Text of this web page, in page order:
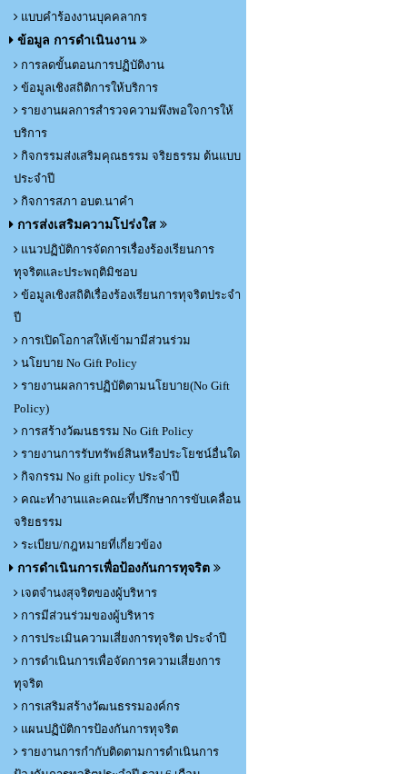
แบบคำร้องงานบุคคลากร
ข้อมูล การดำเนินงาน
การลดขั้นตอนการปฏิบัติงาน
ข้อมูลเชิงสถิติการให้บริการ
รายงานผลการสำรวจความพึงพอใจการให้
บริการ
กิจกรรมส่งเสริมคุณธรรม จริยธรรม ต้นแบบ
ประจำปี
กิจการสภา อบต.นาคำ
การส่งเสริมความโปร่งใส
แนวปฏิบัติการจัดการเรื่องร้องเรียนการ
ทุจริตและประพฤติมิชอบ
ข้อมูลเชิงสถิติเรื่องร้องเรียนการทุจริตประจำ
ปี
การเปิดโอกาสให้เข้ามามีส่วนร่วม
นโยบาย No Gift Policy
รายงานผลการปฏิบัติตามนโยบาย(No Gift
Policy)
การสร้างวัฒนธรรม No Gift Policy
รายงานการรับทรัพย์สินหรือประโยชน์อื่นใด
กิจกรรม No gift policy ประจำปี
คณะทำงานและคณะที่ปรึกษาการขับเคลื่อน
จริยธรรม
ระเบียบ/กฎหมายที่เกี่ยวข้อง
การดำเนินการเพื่อป้องกันการทุจริต
เจตจำนงสุจริตของผู้บริหาร
การมีส่วนร่วมของผู้บริหาร
การประเมินความเสี่ยงการทุจริต ประจำปี
การดำเนินการเพื่อจัดการความเสี่ยงการ
ทุจริต
การเสริมสร้างวัฒนธรรมองค์กร
แผนปฏิบัติการป้องกันการทุจริต
รายงานการกำกับติดตามการดำเนินการ